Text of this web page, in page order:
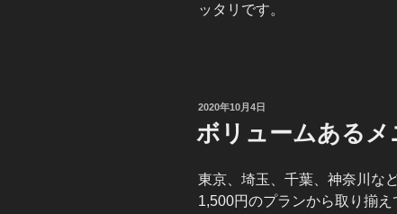
ッタリです。
投
日:
2020年10月4日
ボリュームあるメ
東京、埼玉、千葉、神奈川な
1,500円のプランから取り揃